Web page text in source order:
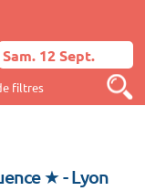
filtres
★- Lyon